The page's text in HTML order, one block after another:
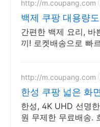
http://m.coupang.com
백제 쿠팡 대용량
빠르게
간편한 백제 요리, 바
끼! 로켓배송으로 빠
http://m.coupang.com
한성 쿠팡 넓은 화
한성, 4K UHD 선명
원 무제한 무료배송.